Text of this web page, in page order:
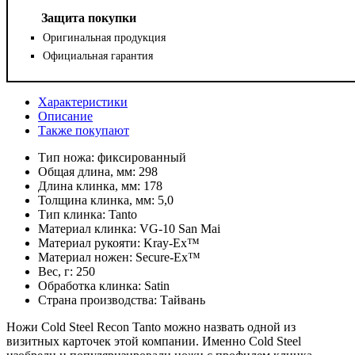
Защита покупки
Оригинальная продукция
Официальная гарантия
Характеристики
Описание
Также покупают
Тип ножа: фиксированный
Общая длина, мм: 298
Длина клинка, мм: 178
Толщина клинка, мм: 5,0
Тип клинка: Tanto
Материал клинка: VG-10 San Mai
Материал рукояти: Kray-Ex™
Материал ножен: Secure-Ex™
Вес, г: 250
Обработка клинка: Satin
Страна производства: Тайвань
Ножи Cold Steel Recon Tanto можно назвать одной из
визитных карточек этой компании. Именно Cold Steel